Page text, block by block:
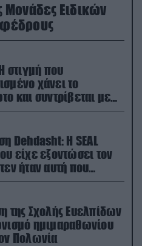
Μονάδες Ειδικών
στιγμή που
χάνει το
και συντρίβεται με
(βίντεο)
Dehdasht: Η SEAL
είχε εξοντώσει τον
ήταν αυτή που
πιλότο του F-15
της Σχολής Ευελπίδων
ημιμαραθωνίου
Πολωνία